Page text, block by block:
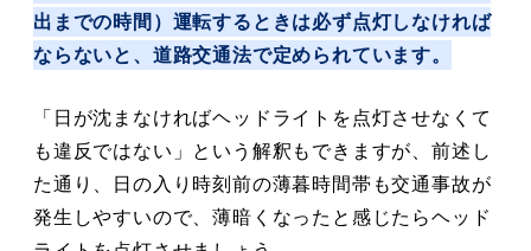
出までの時間）運転するときは必ず点灯しなければ
ならないと、道路交通法で定められています。
「日が沈まなければヘッドライトを点灯させなくて
も違反ではない」という解釈もできますが、前述し
た通り、日の入り時刻前の薄暮時間帯も交通事故が
発生しやすいので、薄暗くなったと感じたらヘッド